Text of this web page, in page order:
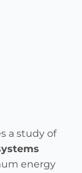
a study of
energy